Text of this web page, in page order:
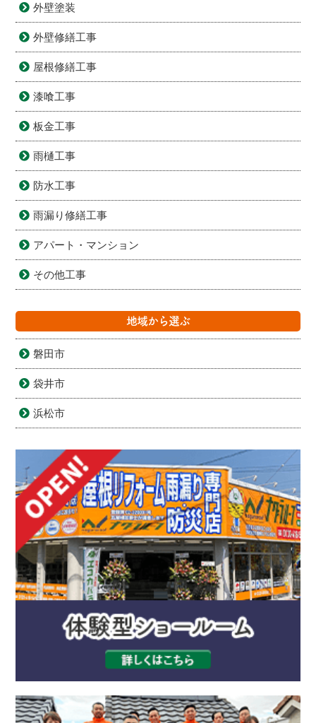
外壁塗装
外壁修繕工事
屋根修繕工事
漆喰工事
板金工事
雨樋工事
防水工事
雨漏り修繕工事
アパート・マンション
その他工事
地域から選ぶ
磐田市
袋井市
浜松市